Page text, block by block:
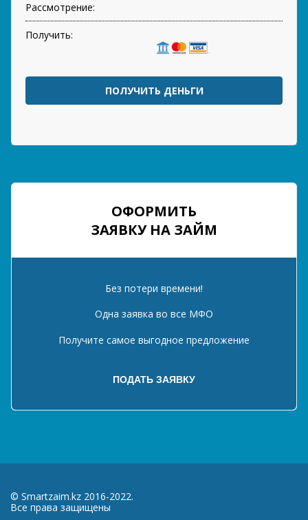
Рассмотрение:
Получить:
ПОЛУЧИТЬ ДЕНЬГИ
ОФОРМИТЬ
ЗАЯВКУ НА ЗАЙМ
Без потери времени!
Одна заявка во все МФО
Получите самое выгодное предложение
© Smartzaim.kz 2016-2022.
Все права защищены